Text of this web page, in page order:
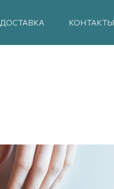
ДОСТАВКА КОНТАКТЫ